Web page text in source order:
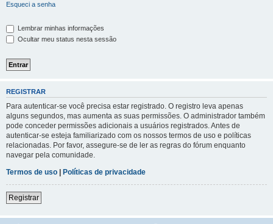
Esqueci a senha
Lembrar minhas informações
Ocultar meu status nesta sessão
REGISTRAR
Para autenticar-se você precisa estar registrado. O registro leva apenas
alguns segundos, mas aumenta as suas permissões. O administrador também
pode conceder permissões adicionais a usuários registrados. Antes de
autenticar-se esteja familiarizado com os nossos termos de uso e políticas
relacionadas. Por favor, assegure-se de ler as regras do fórum enquanto
navegar pela comunidade.
Termos de uso | Políticas de privacidade
Registrar